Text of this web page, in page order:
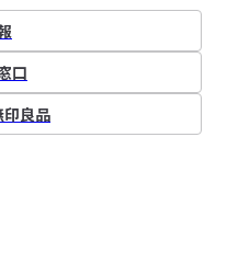
口
印良品